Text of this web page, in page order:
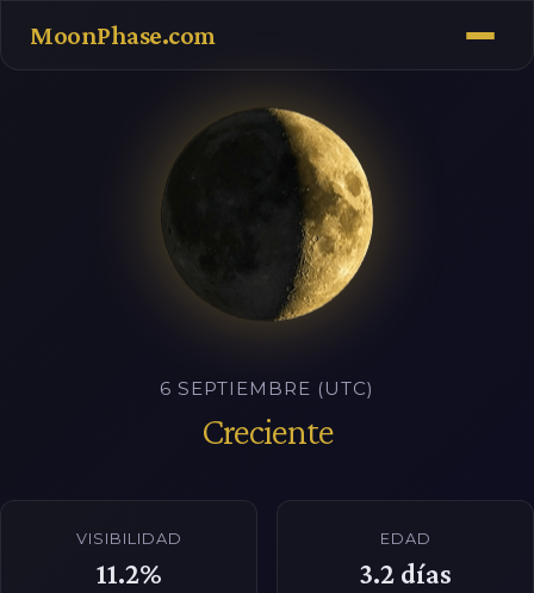
MoonPhase.com
6 SEPTIEMBRE (UTC)
Creciente
VISIBILIDAD
11.2%
EDAD
3.2 días